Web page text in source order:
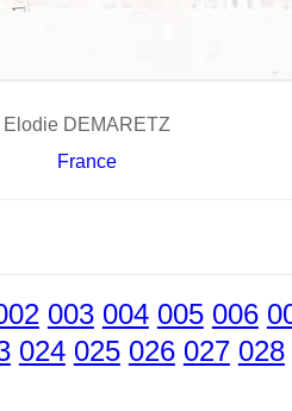
Elodie DEMARETZ
France
003 004 005 006
024 025 026 027 028